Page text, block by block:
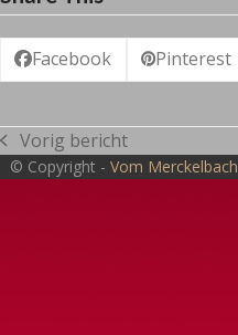
Facebook Pinterest
previous
post:
Vorig bericht
© Copyright - Vom Merckelbach